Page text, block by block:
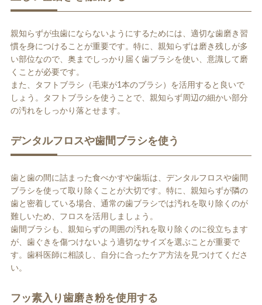
親知らずが虫歯にならないようにするためには、適切な歯磨き習
慣を身につけることが重要です。特に、親知らずは磨き残しが多
い部位なので、奥までしっかり届く歯ブラシを使い、意識して磨
くことが必要です。
また、タフトブラシ（毛束が1本のブラシ）を活用すると良いで
しょう。タフトブラシを使うことで、親知らず周辺の細かい部分
の汚れをしっかり落とせます。
デンタルフロスや歯間ブラシを使う
歯と歯の間に詰まった食べかすや歯垢は、デンタルフロスや歯間
ブラシを使って取り除くことが大切です。特に、親知らずが隣の
歯と密着している場合、通常の歯ブラシでは汚れを取り除くのが
難しいため、フロスを活用しましょう。
歯間ブラシも、親知らずの周囲の汚れを取り除くのに役立ちます
が、歯ぐきを傷つけないよう適切なサイズを選ぶことが重要で
す。歯科医師に相談し、自分に合ったケア方法を見つけてくださ
い。
フッ素入り歯磨き粉を使用する